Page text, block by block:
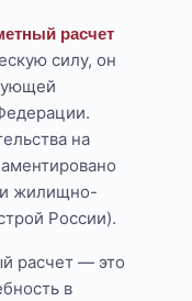
расчет
силу, он
на
и жилищно-
России).
расчет — это
в